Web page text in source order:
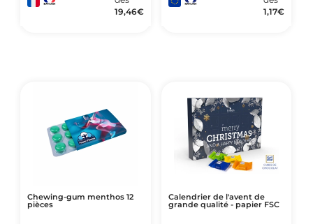
19,46€
1,17€
Chewing-gum menthos 12
pièces
Calendrier de l'avent de
grande qualité - papier FSC